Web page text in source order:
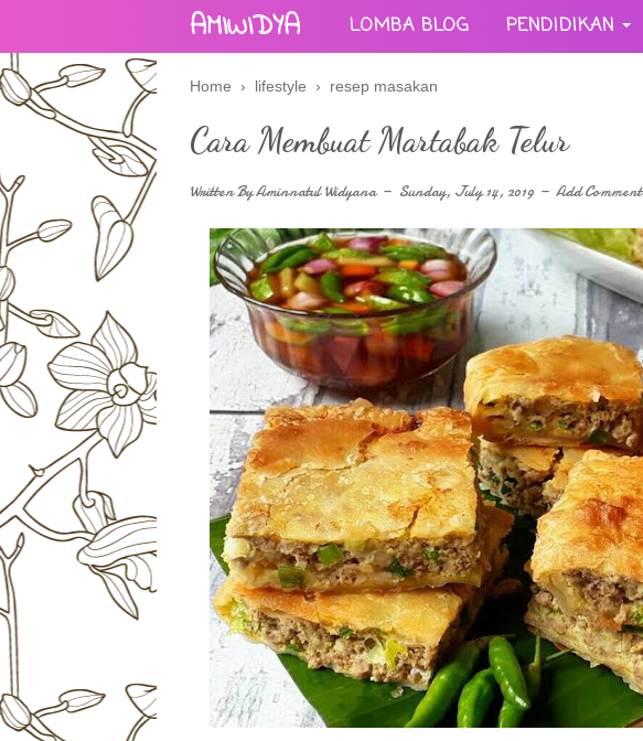
AMIWIDYA LOMBA BLOG PENDIDIKAN
Home › lifestyle › resep masakan
Cara Membuat Martabak Telur
Written ByAminnatul Widyana Sunday, July 14, 2019 Add Comment